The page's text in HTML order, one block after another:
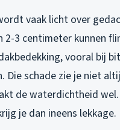
vaak licht over
2-3 centimeter kunnen
vooral bij
Die schade zie je niet
de waterdichtheid wel.
je dan ineens lekkage.